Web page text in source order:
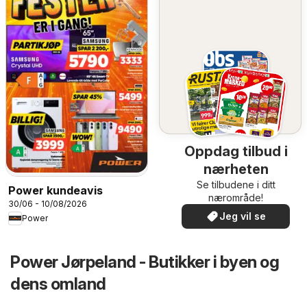
Power kundeavis
30/06 - 10/08/2026
Power
Oppdag tilbud i
nærheten
Se tilbudene i ditt
nærområde!
Jeg vil se
Power Jørpeland - Butikker i byen og
dens omland